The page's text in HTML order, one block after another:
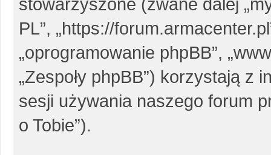
stowarzyszone (zwane dalej
PL”, „https://
„oprogramowanie phpBB”,
„Zespoły phpBB”) korzystają z
sesji używania naszego forum
o Tobie”).